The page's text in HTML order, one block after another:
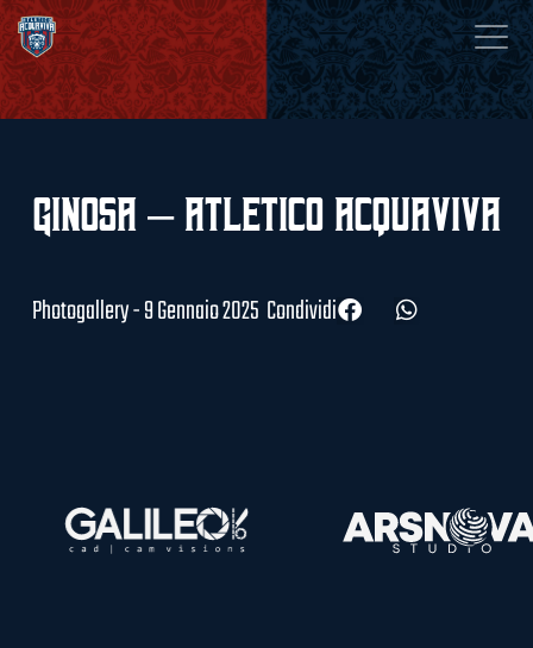
Ginosa – Atletico Acquaviva
Photogallery - 9 Gennaio 2025 Condividi